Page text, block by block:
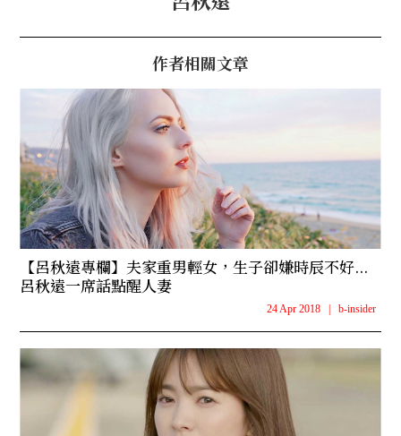
作者相關文章
【呂秋遠專欄】夫家重男輕女，生子卻嫌時辰不好...
呂秋遠一席話點醒人妻
24 Apr 2018 | b-insider